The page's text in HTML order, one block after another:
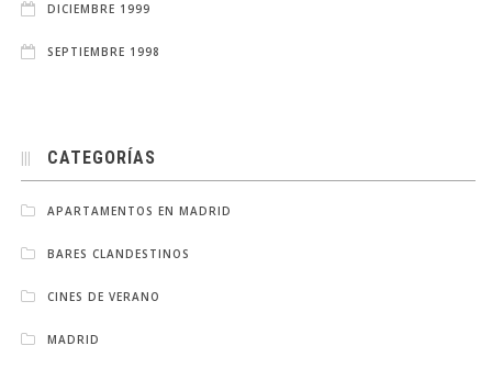
DICIEMBRE 1999
SEPTIEMBRE 1998
CATEGORÍAS
APARTAMENTOS EN MADRID
BARES CLANDESTINOS
CINES DE VERANO
MADRID